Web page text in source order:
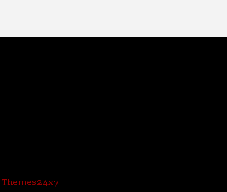
Themes24x7